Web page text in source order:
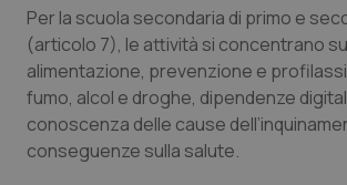
Valle D’Aosta
Veneto
Oncodermatologia
Oncoematologia
Oncologia & Nutrizione
Per la scuola secondaria di primo e
(articolo 7), le attività si concentrano
alimentazione, prevenzione e
fumo, alcol e droghe, dipendenze
conoscenza delle cause
conseguenze sulla salute.